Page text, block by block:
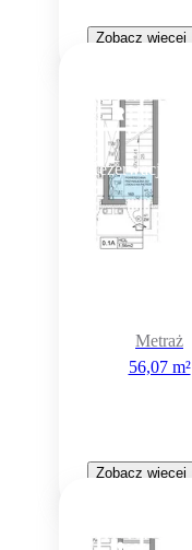
Zobacz więcej
Rezerwacja
Metraż
56,07 m²
Zobacz więcej